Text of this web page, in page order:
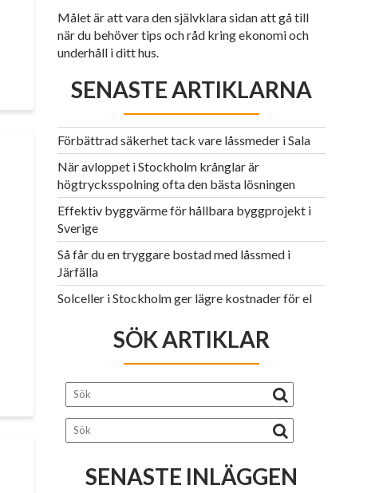
Målet är att vara den självklara sidan att gå till
när du behöver tips och råd kring ekonomi och
underhåll i ditt hus.
SENASTE ARTIKLARNA
Förbättrad säkerhet tack vare låssmeder i Sala
När avloppet i Stockholm krånglar är
högtrycksspolning ofta den bästa lösningen
Effektiv byggvärme för hållbara byggprojekt i
Sverige
Så får du en tryggare bostad med låssmed i
Järfälla
Solceller i Stockholm ger lägre kostnader för el
SÖK ARTIKLAR
SENASTE INLÄGGEN